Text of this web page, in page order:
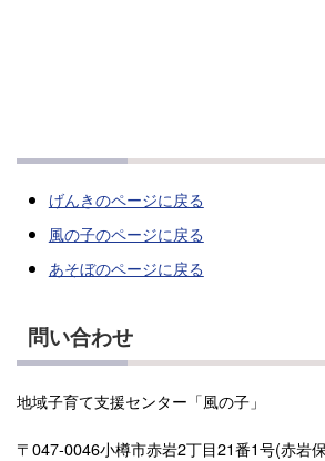
げんきのページに戻る
風の子のページに戻る
あそぼのページに戻る
問い合わせ
地域子育て支援センター「風の子」
〒047-0046小樽市赤岩2丁目21番1号(赤岩